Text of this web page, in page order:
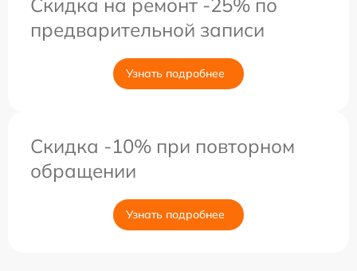
Скидка на ремонт -25% по
предварительной записи
Узнать подробнее
Скидка -10% при повторном
обращении
Узнать подробнее